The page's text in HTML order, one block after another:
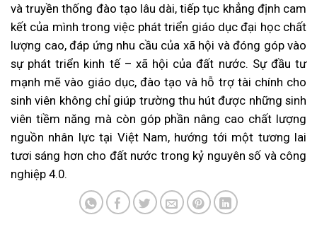
và truyền thống đào tạo lâu dài, tiếp tục khẳng định cam
kết của mình trong việc phát triển giáo dục đại học chất
lượng cao, đáp ứng nhu cầu của xã hội và đóng góp vào
sự phát triển kinh tế – xã hội của đất nước. Sự đầu tư
mạnh mẽ vào giáo dục, đào tạo và hỗ trợ tài chính cho
sinh viên không chỉ giúp trường thu hút được những sinh
viên tiềm năng mà còn góp phần nâng cao chất lượng
nguồn nhân lực tại Việt Nam, hướng tới một tương lai
tươi sáng hơn cho đất nước trong kỷ nguyên số và công
nghiệp 4.0.